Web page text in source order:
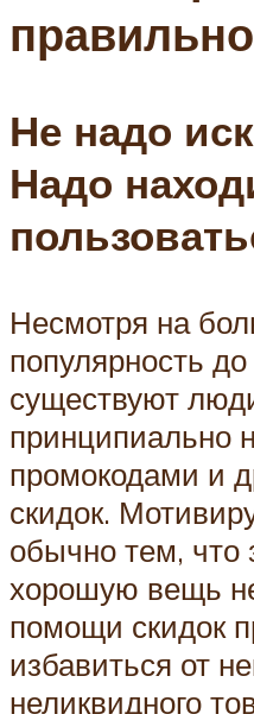
Не надо
Надо
Несмотря на
популярность
существуют
принципиально
промокодами и
скидок.
обычно тем, что
хорошую вещь
помощи скидок
избавиться от
неликвидного